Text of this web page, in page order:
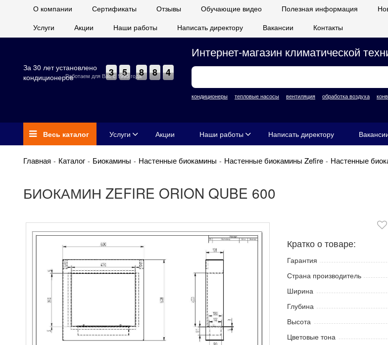
О компании Сертификаты Отзывы Обучающие видео Полезная информация
Услуги
Акции Наши работы Написать директору Вакансии Контакты
Работаем для Вас с 1995 года
За 30 лет установлено
кондиционеров
3 5 8 8 4
Интернет-магазин климатической
кондиционеры тепловые насосы вентиляция обработка воздуха
Весь каталог Услуги Акции Наши работы Написать директору
Главная Каталог Биокамины Настенные биокамины Настенные биокамины Zefire Настенные
БИОКАМИН ZEFIRE ORION QUBE 600
Кратко о товаре:
Гарантия
Страна производитель
Ширина
Глубина
Высота
Цветовые тона